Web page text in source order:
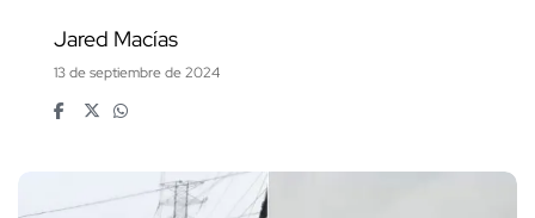
Jared Macías
13 de septiembre de 2024